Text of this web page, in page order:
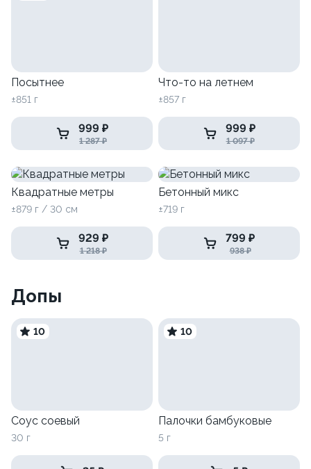
Посытнее
±851 г
999 ₽
1 287 ₽
Что-то на летнем
±857 г
999 ₽
1 097 ₽
Квадратные метры
±879 г / 30 см
929 ₽
1 218 ₽
Бетонный микс
±719 г
799 ₽
938 ₽
Допы
10
Соус соевый
30 г
10
Палочки бамбуковые
5 г